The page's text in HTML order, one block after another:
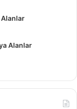
zaman içerisinde
Alanlar
Alanlar